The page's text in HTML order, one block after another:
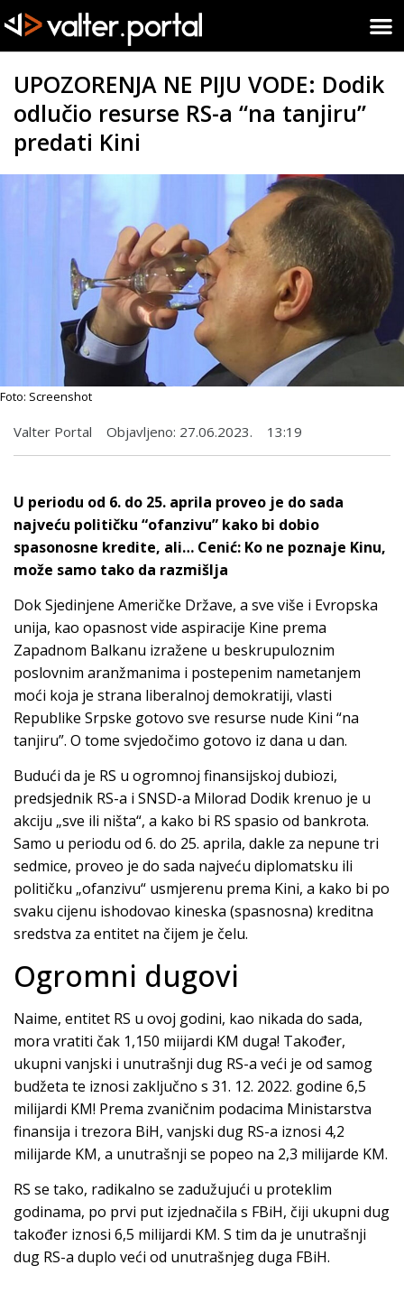
UPOZORENJA NE PIJU VODE: Dodik
odlučio resurse RS-a “na tanjiru”
predati Kini
Foto: Screenshot
Valter Portal Objavljeno: 27.06.2023. 13:19
U periodu od 6. do 25. aprila proveo je do sada
najveću političku “ofanzivu” kako bi dobio
spasonosne kredite, ali… Cenić: Ko ne poznaje Kinu,
može samo tako da razmišlja
Dok Sjedinjene Američke Države, a sve više i Evropska
unija, kao opasnost vide aspiracije Kine prema
Zapadnom Balkanu izražene u beskrupuloznim
poslovnim aranžmanima i postepenim nametanjem
moći koja je strana liberalnoj demokratiji, vlasti
Republike Srpske gotovo sve resurse nude Kini “na
tanjiru”. O tome svjedočimo gotovo iz dana u dan.
Budući da je RS u ogromnoj finansijskoj dubiozi,
predsjednik RS-a i SNSD-a Milorad Dodik krenuo je u
akciju „sve ili ništa“, a kako bi RS spasio od bankrota.
Samo u periodu od 6. do 25. aprila, dakle za nepune tri
sedmice, proveo je do sada najveću diplomatsku ili
političku „ofanzivu“ usmjerenu prema Kini, a kako bi po
svaku cijenu ishodovao kineska (spasnosna) kreditna
sredstva za entitet na čijem je čelu.
Ogromni dugovi
Naime, entitet RS u ovoj godini, kao nikada do sada,
mora vratiti čak 1,150 miijardi KM duga! Također,
ukupni vanjski i unutrašnji dug RS-a veći je od samog
budžeta te iznosi zaključno s 31. 12. 2022. godine 6,5
milijardi KM! Prema zvaničnim podacima Ministarstva
finansija i trezora BiH, vanjski dug RS-a iznosi 4,2
milijarde KM, a unutrašnji se popeo na 2,3 milijarde KM.
RS se tako, radikalno se zadužujući u proteklim
godinama, po prvi put izjednačila s FBiH, čiji ukupni dug
također iznosi 6,5 milijardi KM. S tim da je unutrašnji
dug RS-a duplo veći od unutrašnjeg duga FBiH.